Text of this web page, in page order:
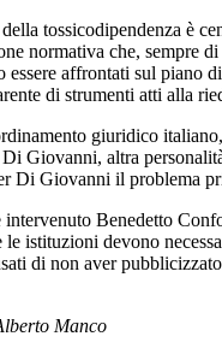
tossicodipendenza è
normativa che, sempre
essere affrontati sul piano
di strumenti atti alla
giuridico
Giovanni, altra
Di Giovanni il problema
intervenuto Benedetto
istituzioni devono
di non aver
Manco